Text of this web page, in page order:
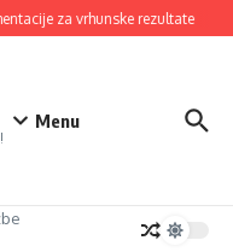
za vrhunske rezultate
Menu